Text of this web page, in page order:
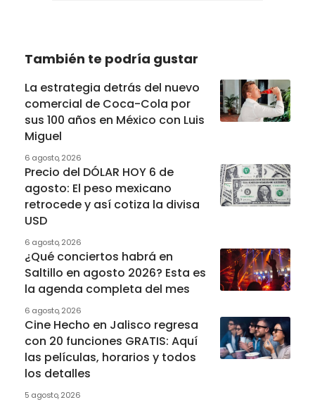
También te podría gustar
La estrategia detrás del nuevo
comercial de Coca-Cola por
sus 100 años en México con Luis
Miguel
6 agosto, 2026
Precio del DÓLAR HOY 6 de
agosto: El peso mexicano
retrocede y así cotiza la divisa
USD
6 agosto, 2026
¿Qué conciertos habrá en
Saltillo en agosto 2026? Esta es
la agenda completa del mes
6 agosto, 2026
Cine Hecho en Jalisco regresa
con 20 funciones GRATIS: Aquí
las películas, horarios y todos
los detalles
5 agosto, 2026